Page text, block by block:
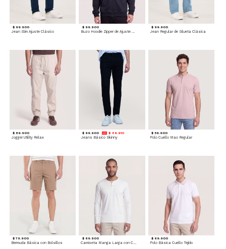
$ 99.900
Jean Slim Ajuste Clásico
$ 99.900
Buzo Hoodie Zipper de Ajuste Cómodo
$ 99.900
Jean Regular de Silueta Clásica
$ 89.900
Jogger Utility Relax
$ 99.900 $ 89.910
Jeans Básico Skinny
$ 59.900
Polo Cuello Mao Regular
$ 79.900
Bermuda Básica con Bolsillos
$ 69.900
Camiseta Manga Larga con Cuello Henley
$ 69.900
Polo Básica Cuello Tejido